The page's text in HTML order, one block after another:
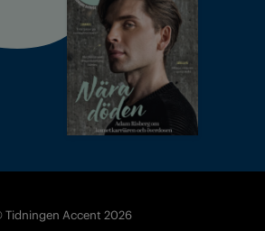
Tidningen Accent 2026